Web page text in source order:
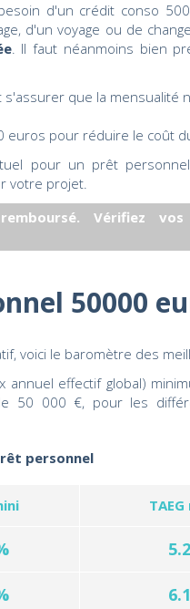
d'un crédit conso
d'un voyage ou de
. Il faut néanmoins bien
que la mensualité
pour réduire le coût
pour un prêt
votre projet.
Vérifiez vos
50000
voici le baromètre des
annuel effectif global)
50 000 €, pour les
personnel